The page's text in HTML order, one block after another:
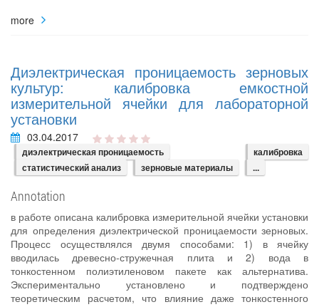
more
Диэлектрическая проницаемость зерновых
культур: калибровка емкостной
измерительной ячейки для лабораторной
установки
03.04.2017
диэлектрическая проницаемость
калибровка
статистический анализ
зерновые материалы ...
Annotation
в работе описана калибровка измерительной ячейки установки
для определения диэлектрической проницаемости зерновых.
Процесс осуществлялся двумя способами: 1) в ячейку
вводилась древесно-стружечная плита и 2) вода в
тонкостенном полиэтиленовом пакете как альтернатива.
Экспериментально установлено и подтверждено
теоретическим расчетом, что влияние даже тонкостенного